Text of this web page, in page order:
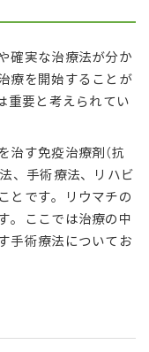
確実な治療法が分か
療を開始することが
重要と考えられてい
治す免疫治療剤（抗
、手術療法、リハビ
とです。リウマチの
。ここでは治療の中
手術療法についてお